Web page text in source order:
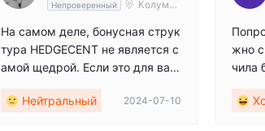
Непроверенный
Колумби
На самом деле, бонусная струк
тура HEDGECENT не является с
амой щедрой. Если это для вас
ные предложения.
Нейтральный 2024-07-10
жно
чила